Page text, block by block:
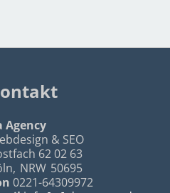
Agency
& SEO
62 02 63
, NRW 50695
0221-64309972